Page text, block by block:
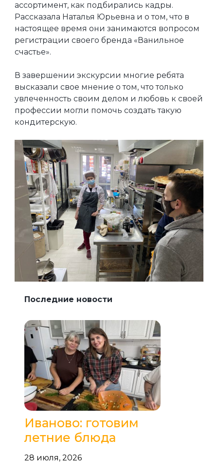
ассортимент, как подбирались кадры.
Рассказала Наталья Юрьевна и о том, что в
настоящее время они занимаются вопросом
регистрации своего бренда «Ванильное
счастье».
В завершении экскурсии многие ребята
высказали свое мнение о том, что только
увлеченность своим делом и любовь к своей
профессии могли помочь создать такую
кондитерскую.
Последние новости
Иваново: готовим
летние блюда
28 июля, 2026